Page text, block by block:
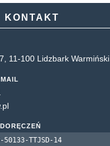
KONTAKT
11-100 Lidzbark Warmiński
50133-TTJSD-14